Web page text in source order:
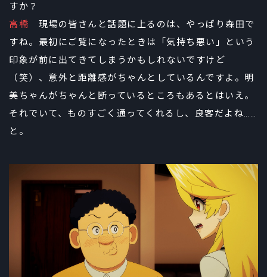
すか？
高橋 現場の皆さんと話題に上るのは、やっぱり森田で
すね。最初にご覧になったときは「気持ち悪い」という
印象が前に出てきてしまうかもしれないですけど
（笑）、意外と距離感がちゃんとしているんですよ。明
美ちゃんがちゃんと断っているところもあるとはいえ。
それでいて、ものすごく通ってくれるし、良客だよね……
と。